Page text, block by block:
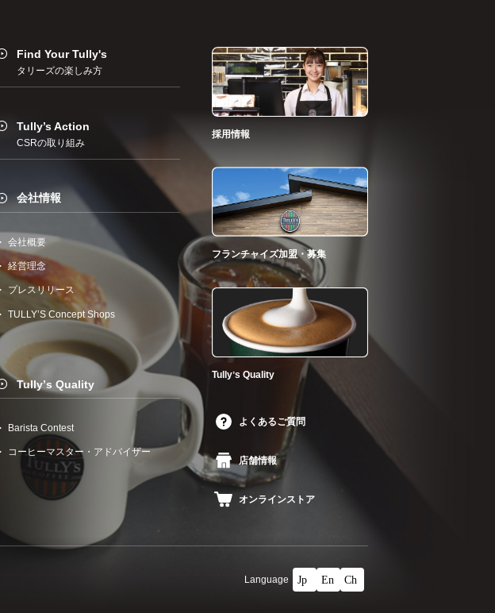
Find Your Tully's
タリーズの楽しみ方
Tully’s Action
CSRの取り組み
会社情報
会社概要
経営理念
プレスリリース
TULLYʼS Concept Shops
Tullyʼs Quality
Barista Contest
コーヒーマスター・アドバイザー
採用情報
フランチャイズ加盟・募集
Tullyʼs Quality
よくあるご質問
店舗情報
オンラインストア
Language